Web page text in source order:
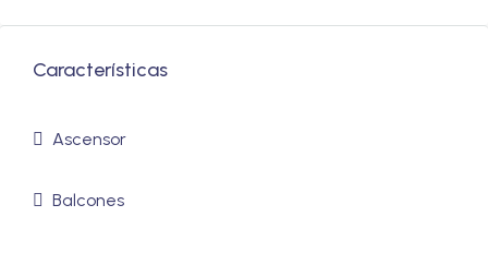
Características
Ascensor
Balcones